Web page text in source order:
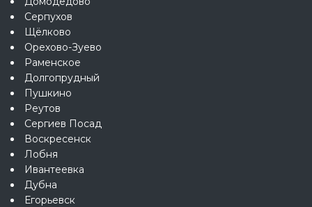
Серпухов
Щёлково
Орехово-Зуево
Раменское
Долгопрудный
Пушкино
Реутов
Сергиев Посад
Воскресенск
Лобня
Ивантеевка
Дубна
Егорьевск